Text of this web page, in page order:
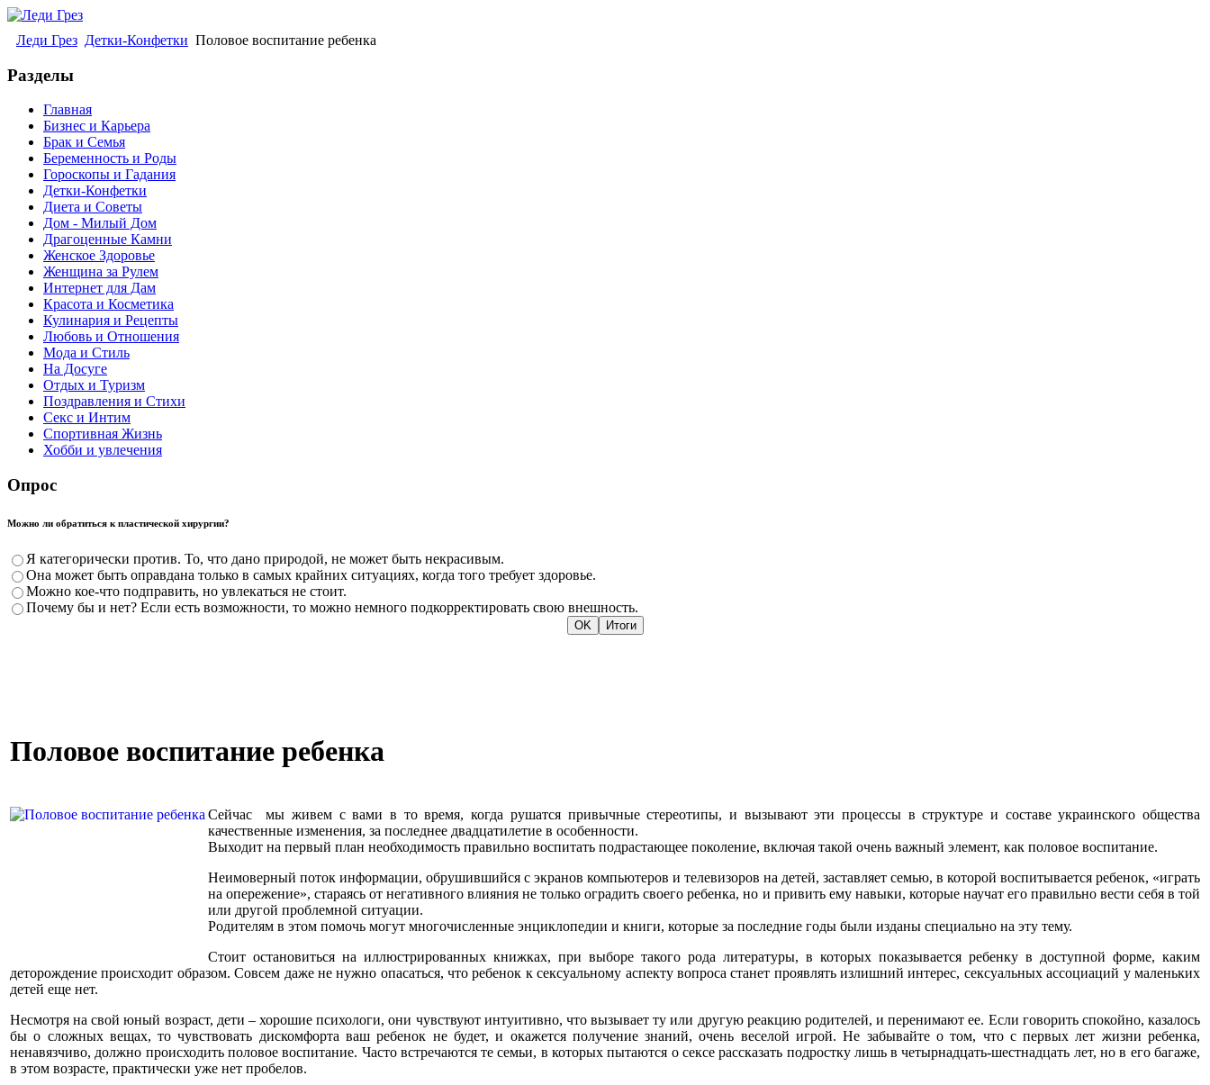
Леди Грез Детки-Конфетки Половое воспитание ребенка
Разделы
Главная
Бизнес и Карьера
Брак и Семья
Беременность и Роды
Гороскопы и Гадания
Детки-Конфетки
Диета и Советы
Дом - Милый Дом
Драгоценные Камни
Женское Здоровье
Женщина за Рулем
Интернет для Дам
Красота и Косметика
Кулинария и Рецепты
Любовь и Отношения
Мода и Стиль
На Досуге
Отдых и Туризм
Поздравления и Стихи
Секс и Интим
Спортивная Жизнь
Хобби и увлечения
Опрос
Можно ли обратиться к пластической хирургии?
Я категорически против. То, что дано природой, не может быть некрасивым.
Она может быть оправдана только в самых крайних ситуациях, когда того требует здоровье.
Можно кое-что подправить, но увлекаться не стоит.
Почему бы и нет? Если есть возможности, то можно немного подкорректировать свою внешность.
Половое воспитание ребенка
Сейчас мы живем с вами в то время, когда рушатся привычные стереотипы, и вызывают эти процессы в структуре и составе украинского общества
качественные изменения, за последнее двадцатилетие в особенности.
Выходит на первый план необходимость правильно воспитать подрастающее поколение, включая такой очень важный элемент, как половое воспитание.
Неимоверный поток информации, обрушившийся с экранов компьютеров и телевизоров на детей, заставляет семью, в которой воспитывается ребенок, «играть
на опережение», стараясь от негативного влияния не только оградить своего ребенка, но и привить ему навыки, которые научат его правильно вести себя в той
или другой проблемной ситуации.
Родителям в этом помочь могут многочисленные энциклопедии и книги, которые за последние годы были изданы специально на эту тему.
Стоит остановиться на иллюстрированных книжках, при выборе такого рода литературы, в которых показывается ребенку в доступной форме, каким
деторождение происходит образом. Совсем даже не нужно опасаться, что ребенок к сексуальному аспекту вопроса станет проявлять излишний интерес, сексуальных ассоциаций у маленьких
детей еще нет.
Несмотря на свой юный возраст, дети – хорошие психологи, они чувствуют интуитивно, что вызывает ту или другую реакцию родителей, и перенимают ее. Если говорить спокойно, казалось
бы о сложных вещах, то чувствовать дискомфорта ваш ребенок не будет, и окажется получение знаний, очень веселой игрой. Не забывайте о том, что с первых лет жизни ребенка,
ненавязчиво, должно происходить половое воспитание. Часто встречаются те семьи, в которых пытаются о сексе рассказать подростку лишь в четырнадцать-шестнадцать лет, но в его багаже,
в этом возрасте, практически уже нет пробелов.